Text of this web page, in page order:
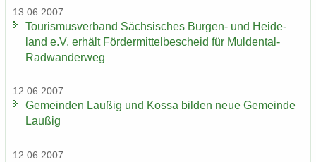
13.06.2007
Tou­ris­mus­ver­band Säch­si­sches Burgen-​ und Hei­de­
land e.V. er­hält För­der­mit­tel­be­scheid für Muldental-​
Radwanderweg
12.06.2007
Ge­mein­den Lau­ßig und Kossa bil­den neue Ge­mein­de
Lau­ßig
12.06.2007